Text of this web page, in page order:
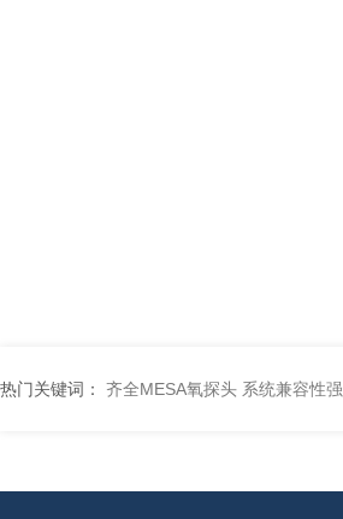
热门关键词： 齐全MESA氧探头 系统兼容性强